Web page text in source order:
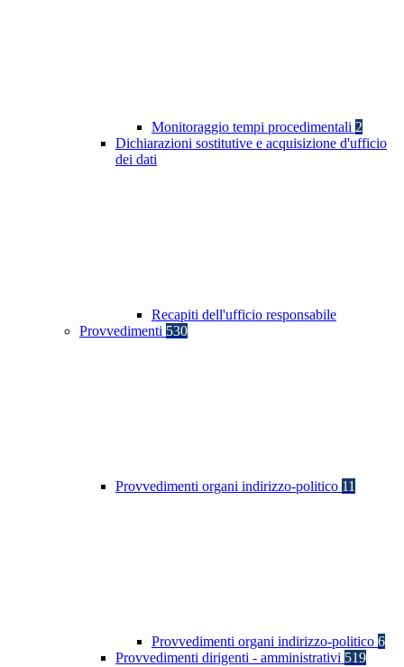
Monitoraggio tempi procedimentali 2
Dichiarazioni sostitutive e acquisizione d'ufficio
dei dati
Recapiti dell'ufficio responsabile
Provvedimenti 530
Provvedimenti organi indirizzo-politico 11
Provvedimenti organi indirizzo-politico 6
Provvedimenti dirigenti - amministrativi 519